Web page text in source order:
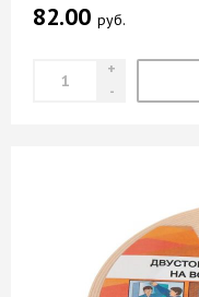
82.00 руб.